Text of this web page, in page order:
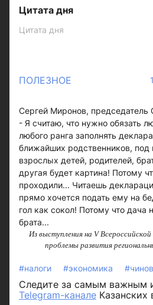
Цитата дня
Цитата дня
ПОЛЕЗНОЕ
Сергей Миронов, председатель
- Я считаю, что нужно обязать
любого ранга заполнять
ближайших родственников,
взрослых детей, родителей,
другая будет картина! Потому
проходили... Читаешь
прямо хочется подать ему на
гол как сокол! Потому что дача
брата...
Из выступления на V
проблемы развития
#налоги #экономика
Следите за самым важным
Telegram-канале Казанских